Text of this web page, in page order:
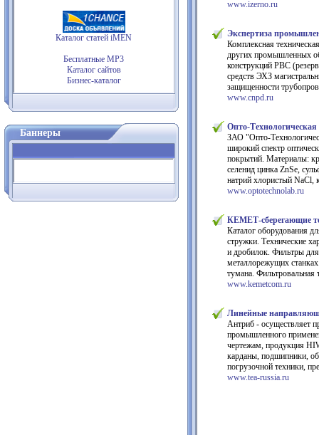
Каталог статей iMEN
Бесплатные MP3
Каталог сайтов
Бизнес-каталог
Баннеры
www.izerno.ru
Экспертиза
Комплексная
других промышленных
конструкций РВС
средств ЭХЗ
защищенности
www.cnpd.ru
Опто-
ЗАО "Опто-
широкий спектр
покрытий. Материалы:
селенид цинка ZnSe,
натрий хлористый NaCl,
www.optotechnolab.ru
КЕМЕТ-сберегающие
Каталог оборудования
стружки. Технические
и дробилок. Фильтры
металлорежущих
тумана.
www.kemetcom.ru
Линейные
Антриб - осуществляет
промышленного
чертежам, продукция
карданы, подшипники,
погрузочной техники,
www.tea-russia.ru